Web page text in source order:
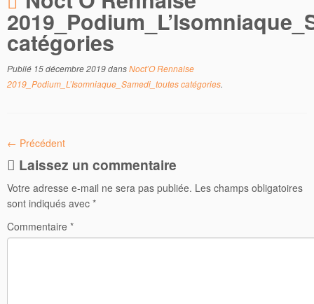
catégories
Publié 15 décembre 2019dansNoct’O Rennaise
2019_Podium_L’Isomniaque_Samedi_toutes catégories.
← Précédent
Laissez un commentaire
Votre adresse e-mail ne sera pas publiée. Les champs obligatoires
sont indiqués avec *
Commentaire *